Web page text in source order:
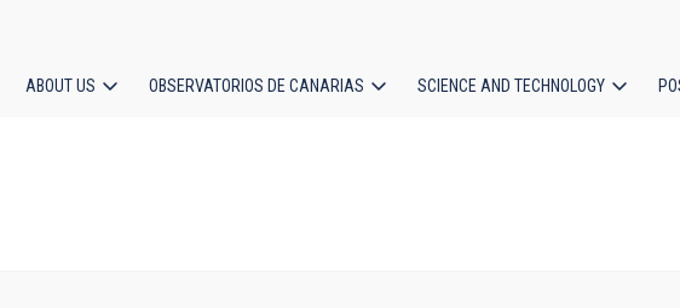
ABOUT US OBSERVATORIOS DE CANARIAS SCIENCE AND TECHNOLOGY